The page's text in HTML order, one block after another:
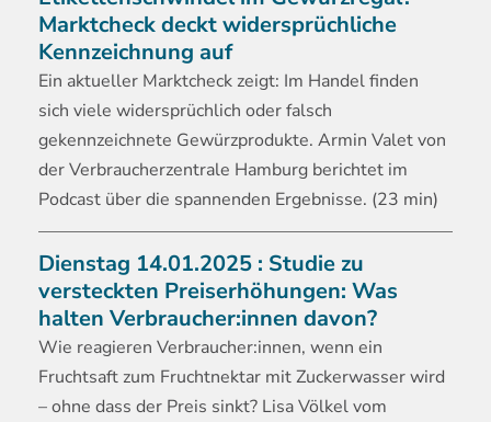
Marktcheck deckt widersprüchliche
Kennzeichnung auf
Ein aktueller Marktcheck zeigt: Im Handel finden
sich viele widersprüchlich oder falsch
gekennzeichnete Gewürzprodukte. Armin Valet von
der Verbraucherzentrale Hamburg berichtet im
Podcast über die spannenden Ergebnisse. (23 min)
Dienstag 14.01.2025 : Studie zu
versteckten Preiserhöhungen: Was
halten Verbraucher:innen davon?
Wie reagieren Verbraucher:innen, wenn ein
Fruchtsaft zum Fruchtnektar mit Zuckerwasser wird
– ohne dass der Preis sinkt? Lisa Völkel vom